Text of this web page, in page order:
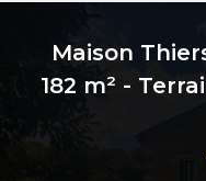
Maison
182 m² -